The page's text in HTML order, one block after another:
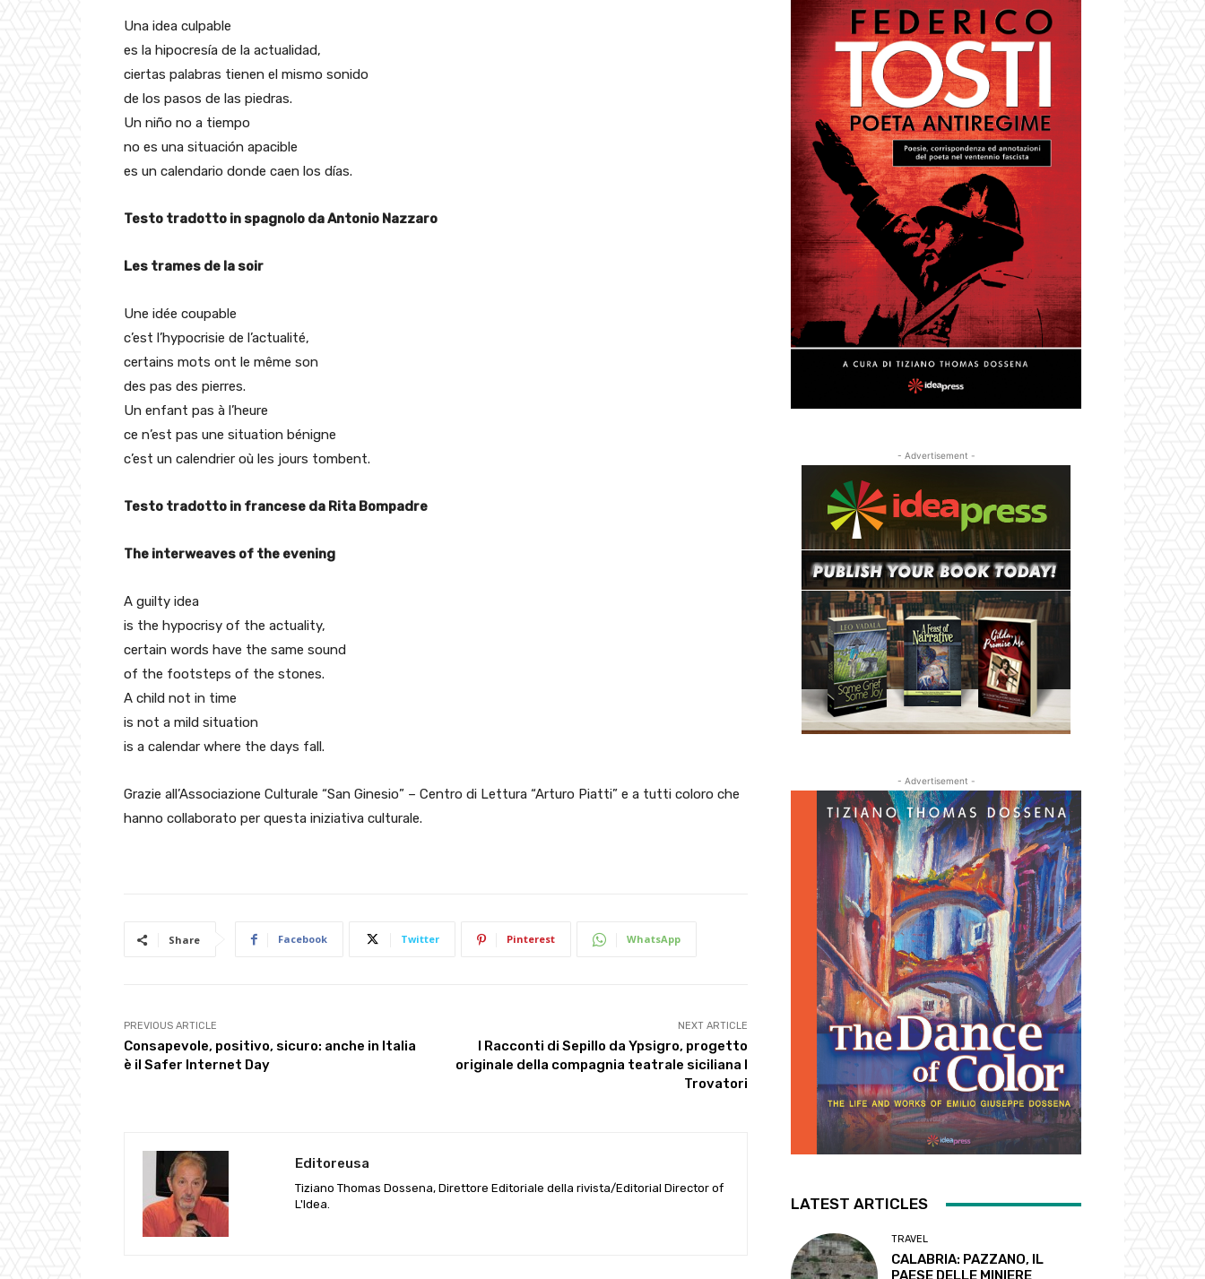
Una idea culpable
es la hipocresía de la actualidad,
ciertas palabras tienen el mismo sonido
de los pasos de las piedras.
Un niño no a tiempo
no es una situación apacible
es un calendario donde caen los días.
Testo tradotto in spagnolo da Antonio Nazzaro
Les trames de la soir
Une idée coupable
c’est l’hypocrisie de l’actualité,
certains mots ont le même son
des pas des pierres.
Un enfant pas à l’heure
ce n’est pas une situation bénigne
c’est un calendrier où les jours tombent.
Testo tradotto in francese da Rita Bompadre
The interweaves of the evening
A guilty idea
is the hypocrisy of the actuality,
certain words have the same sound
of the footsteps of the stones.
A child not in time
is not a mild situation
is a calendar where the days fall.
Grazie all’Associazione Culturale “San Ginesio” – Centro di Lettura “Arturo Piatti” e a tutti coloro che
hanno collaborato per questa iniziativa culturale.
Share Facebook Twitter Pinterest WhatsApp
PREVIOUS ARTICLE
Consapevole, positivo, sicuro: anche in Italia
è il Safer Internet Day
NEXT ARTICLE
I Racconti di Sepillo da Ypsigro, progetto
originale della compagnia teatrale siciliana I
Trovatori
Editoreusa
Tiziano Thomas Dossena, Direttore Editoriale della rivista/Editorial Director of
L'Idea.
- Advertisement -
- Advertisement -
LATEST ARTICLES
TRAVEL
CALABRIA: PAZZANO, IL
PAESE DELLE MINIERE